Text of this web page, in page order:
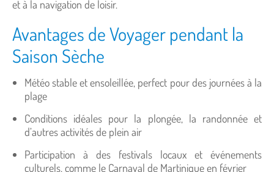
et à la navigation de loisir.
Avantages de Voyager pendant la
Saison Sèche
Météo stable et ensoleillée, perfect pour des journées à la
plage
Conditions idéales pour la plongée, la randonnée et
d’autres activités de plein air
Participation à des festivals locaux et événements
culturels, comme le Carnaval de Martinique en février